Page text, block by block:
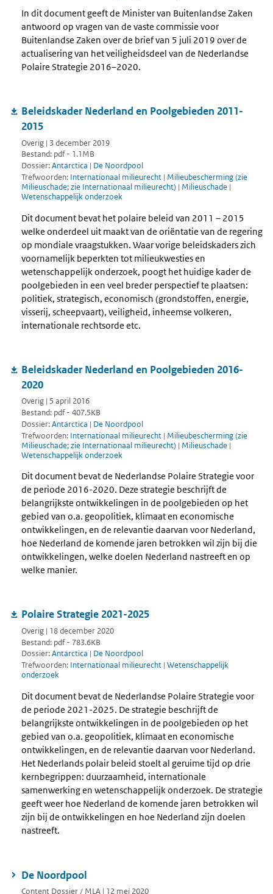
In dit document geeft de Minister van Buitenlandse Zaken
antwoord op vragen van de vaste commissie voor
Buitenlandse Zaken over de brief van 5 juli 2019 over de
actualisering van het veiligheidsdeel van de Nederlandse
Polaire Strategie 2016–2020.
Beleidskader Nederland en Poolgebieden 2011-
2015
Overig | 3 december 2019
Bestand: pdf - 1.1MB
Dossier:Antarctica | De Noordpool
Trefwoorden: Internationaal milieurecht | Milieubescherming (zie
Milieuschade; zie Internationaal milieurecht) | Milieuschade |
Wetenschappelijk onderzoek
Dit document bevat het polaire beleid van 2011 – 2015
welke onderdeel uit maakt van de oriëntatie van de regering
op mondiale vraagstukken. Waar vorige beleidskaders zich
voornamelijk beperkten tot milieukwesties en
wetenschappelijk onderzoek, poogt het huidige kader de
poolgebieden in een veel breder perspectief te plaatsen:
politiek, strategisch, economisch (grondstoffen, energie,
visserij, scheepvaart), veiligheid, inheemse volkeren,
internationale rechtsorde etc.
Beleidskader Nederland en Poolgebieden 2016-
2020
Overig | 5 april 2016
Bestand: pdf - 407.5KB
Dossier:Antarctica | De Noordpool
Trefwoorden: Internationaal milieurecht | Milieubescherming (zie
Milieuschade; zie Internationaal milieurecht) | Milieuschade |
Wetenschappelijk onderzoek
Dit document bevat de Nederlandse Polaire Strategie voor
de periode 2016-2020. Deze strategie beschrijft de
belangrijkste ontwikkelingen in de poolgebieden op het
gebied van o.a. geopolitiek, klimaat en economische
ontwikkelingen, en de relevantie daarvan voor Nederland,
hoe Nederland de komende jaren betrokken wil zijn bij die
ontwikkelingen, welke doelen Nederland nastreeft en op
welke manier.
Polaire Strategie 2021-2025
Overig | 18 december 2020
Bestand: pdf - 783.6KB
Dossier:Antarctica | De Noordpool
Trefwoorden: Internationaal milieurecht | Wetenschappelijk
onderzoek
Dit document bevat de Nederlandse Polaire Strategie voor
de periode 2021-2025. De strategie beschrijft de
belangrijkste ontwikkelingen in de poolgebieden op het
gebied van o.a. geopolitiek, klimaat en economische
ontwikkelingen, en de relevantie daarvan voor Nederland.
Het Nederlands polair beleid stoelt al geruime tijd op drie
kernbegrippen: duurzaamheid, internationale
samenwerking en wetenschappelijk onderzoek. De strategie
geeft weer hoe Nederland de komende jaren betrokken wil
zijn bij de ontwikkelingen en hoe Nederland zijn doelen
nastreeft.
De Noordpool
Content Dossier / MLA | 12 mei 2020